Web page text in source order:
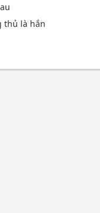
thủ là hắn